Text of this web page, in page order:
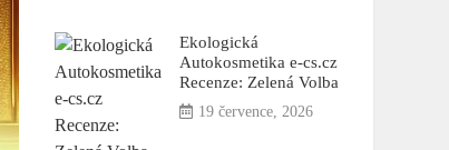
Ekologická
Autokosmetika e-cs.cz
Recenze: Zelená Volba
19 července, 2026